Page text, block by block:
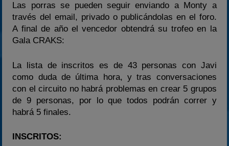
Las porras se pueden seguir enviando a Monty a
través del email, privado o publicándolas en el foro.
A final de año el vencedor obtendrá su trofeo en la
Gala CRAKS:
La lista de inscritos es de 43 personas con Javi
como duda de última hora, y tras conversaciones
con el circuito no habrá problemas en crear 5 grupos
de 9 personas, por lo que todos podrán correr y
habrá 5 finales.
INSCRITOS: